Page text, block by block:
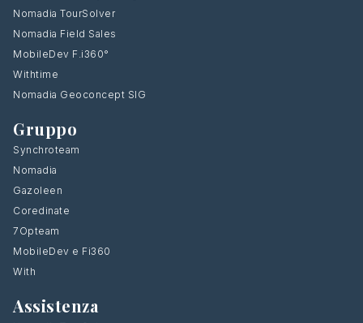
Nomadia TourSolver
Nomadia Field Sales
MobileDev F.i360°
Withtime
Nomadia Geoconcept SIG
Gruppo
Synchroteam
Nomadia
Gazoleen
Coredinate
7Opteam
MobileDev e Fi360
With
Assistenza